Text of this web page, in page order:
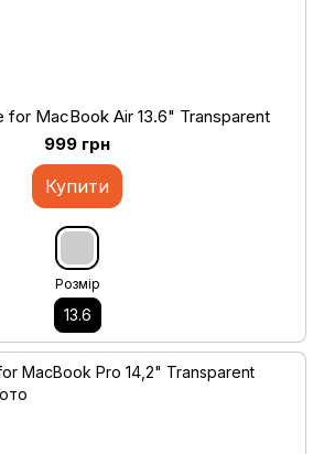
for MacBook Air 13.6" Transparent
999 грн
Купити
Розмір
13.6